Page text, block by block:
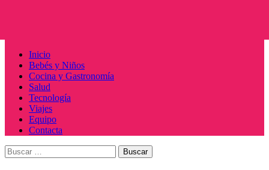
Menú
principal
Inicio
Bebés y Niños
Cocina y Gastronomía
Salud
Tecnología
Viajes
Equipo
Contacta
Buscar: